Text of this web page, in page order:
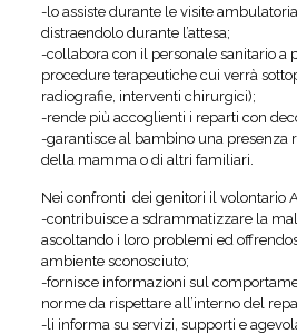
-lo assiste durante le visite
distraendolo durante l’attesa;
-collabora con il personale sanitario a
procedure terapeutiche cui verrà
radiografie, interventi chirurgici);
-rende più accoglienti i reparti con
-garantisce al bambino una presenza
della mamma o di altri familiari.
Nei confronti dei genitori il volontario
-contribuisce a sdrammatizzare la
ascoltando i loro problemi ed
ambiente sconosciuto;
-fornisce informazioni sul
norme da rispettare all’interno del
-li informa su servizi, supporti e